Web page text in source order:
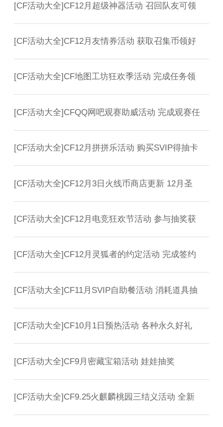
[CF活动大全]CF12月超级神器活动 召回队友可领
[CF活动大全]CF12月友情券活动 获取召集币领好
[CF活动大全] CF地图工坊狂欢季活动 完成任务领
[CF活动大全]CFQQ网吧观赛助威活动 完成观赛任
[CF活动大全] CF12月拼拼乐活动 购买SVIP得抽卡
[CF活动大全]CF12月3日火线币商店更新 12月圣
[CF活动大全]CF12月电竞狂欢节活动 参与抽奖获
[CF活动大全] CF12月灵狐者的约定活动 完成签约
[CF活动大全]CF11月SVIP自助餐活动 消耗道具抽
[CF活动大全] CF10月1日预热活动 各种永久好礼
[CF活动大全]CF9月密藏宝箱活动 娃娃抽奖
[CF活动大全]CF9.25火麒麟桃园三结义活动 全新